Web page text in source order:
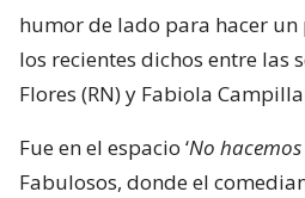
humor de lado para hacer un
los recientes dichos entre las
Flores (RN) y Fabiola
Fue en el espacio ‘No
Fabulosos, donde el